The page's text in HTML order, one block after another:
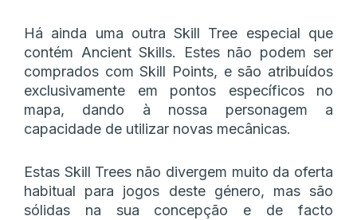
Há ainda uma outra Skill Tree especial que
contém Ancient Skills. Estes não podem ser
comprados com Skill Points, e são atribuídos
exclusivamente em pontos específicos no
mapa, dando à nossa personagem a
capacidade de utilizar novas mecânicas.
Estas Skill Trees não divergem muito da oferta
habitual para jogos deste género, mas são
sólidas na sua concepção e de facto